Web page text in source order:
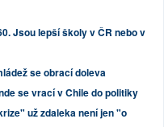
Jsou lepší školy v ČR nebo v
se obrací doleva
se vrací v Chile do politiky
už zdaleka není jen "o